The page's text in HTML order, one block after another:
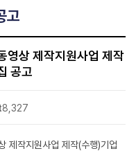
고
상 제작지원사업 제작
공고
8,327
제작지원사업 제작(수행)기업